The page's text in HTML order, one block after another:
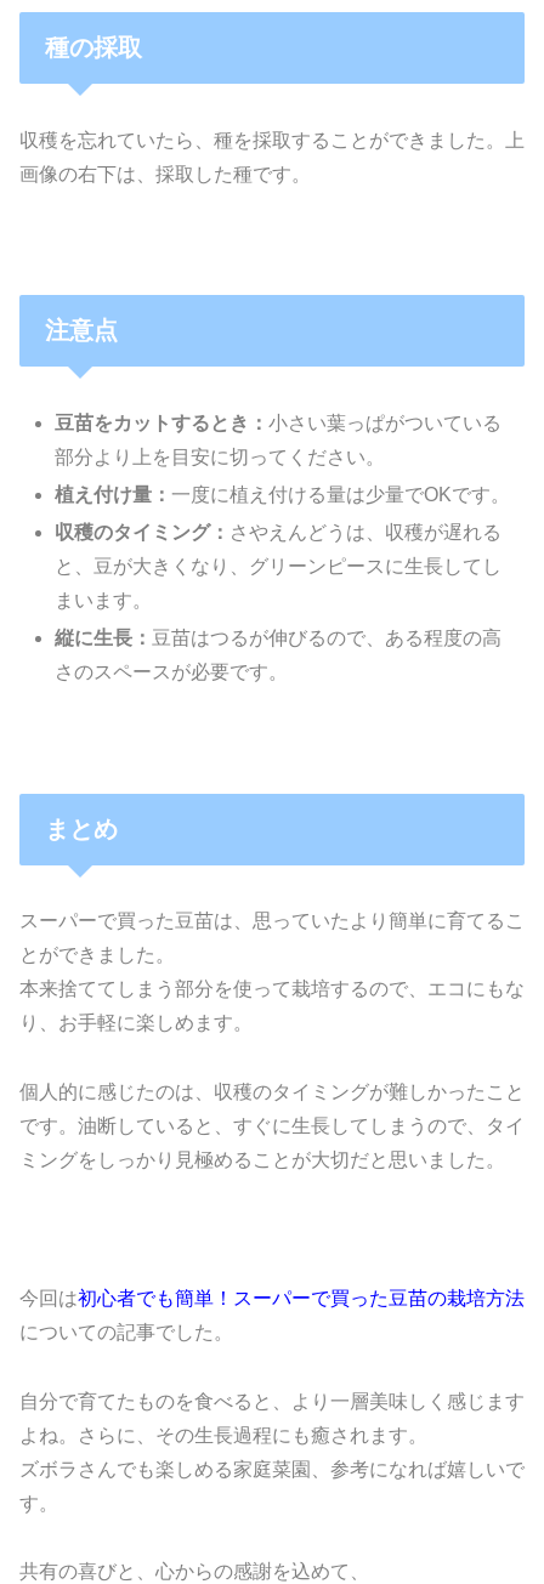
種の採取
収穫を忘れていたら、種を採取することができました。上
画像の右下は、採取した種です。
注意点
豆苗をカットするとき：小さい葉っぱがついている
部分より上を目安に切ってください。
植え付け量：一度に植え付ける量は少量でOKです。
収穫のタイミング： さやえんどうは、収穫が遅れる
と、豆が大きくなり、グリーンピースに生長してし
まいます。
縦に生長： 豆苗はつるが伸びるので、ある程度の高
さのスペースが必要です。
まとめ
スーパーで買った豆苗は、思っていたより簡単に育てるこ
とができました。
本来捨ててしまう部分を使って栽培するので、エコにもな
り、お手軽に楽しめます。
個人的に感じたのは、収穫のタイミングが難しかったこと
です。油断していると、すぐに生長してしまうので、タイ
ミングをしっかり見極めることが大切だと思いました。
今回は初心者でも簡単！ スーパーで買った豆苗の栽培方法
についての記事でした。
自分で育てたものを食べると、より一層美味しく感じます
よね。
さらに、その生長過程にも癒されます。
ズボラさんでも楽しめる家庭菜園、 参考になれば嬉しいで
す。
共有の喜びと、心からの感謝を込めて、